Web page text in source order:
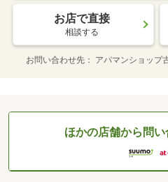
お店で直接
相談する
お問い合わせ先 アパマンショッ
ほかの店舗から問い